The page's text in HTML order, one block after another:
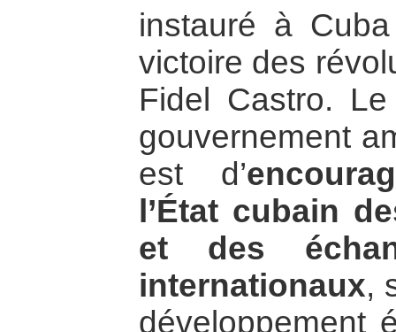
instauré à
victoire des
Fidel Castro.
gouvernement
est d’
l’État cubain
et des
internationaux,
développement